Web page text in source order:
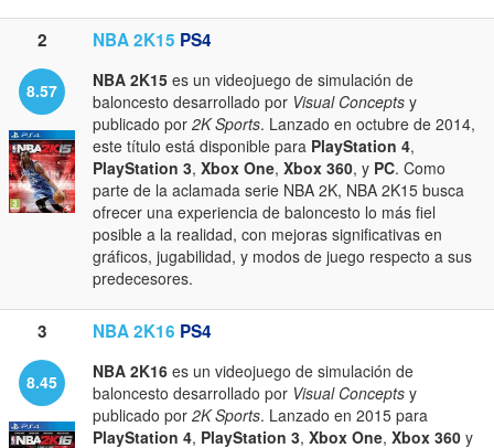
2 NBA 2K15 PS4
8.57 NBA 2K15 es un videojuego de simulación de
baloncesto desarrollado por Visual Concepts y
publicado por 2K Sports. Lanzado en octubre de 2014,
este título está disponible para PlayStation 4,
PlayStation 3, Xbox One, Xbox 360, y PC. Como
parte de la aclamada serie NBA 2K, NBA 2K15 busca
ofrecer una experiencia de baloncesto lo más fiel
posible a la realidad, con mejoras significativas en
gráficos, jugabilidad, y modos de juego respecto a sus
predecesores.
3 NBA 2K16 PS4
8.45 NBA 2K16 es un videojuego de simulación de
baloncesto desarrollado por Visual Concepts y
publicado por 2K Sports. Lanzado en 2015 para
PlayStation 4, PlayStation 3, Xbox One, Xbox 360 y